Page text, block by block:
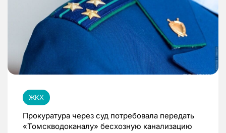
ЖКХ
Прокуратура через суд потребовала передать
«Томскводоканалу» бесхозную канализацию